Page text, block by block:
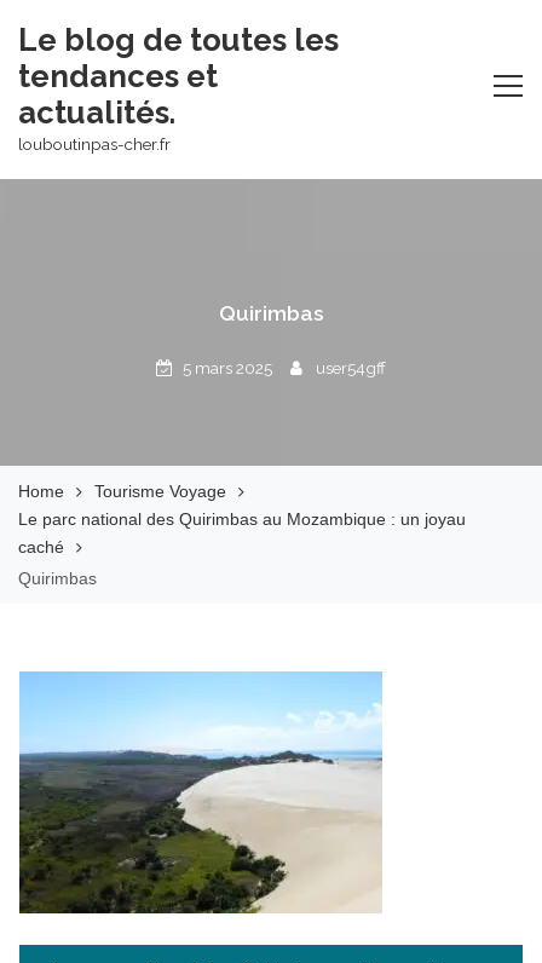
content
Le blog de toutes les
tendances et
actualités.
louboutinpas-cher.fr
Quirimbas
5 mars 2025 user54gff
Home
Tourisme Voyage
Le parc national des Quirimbas au Mozambique : un joyau
caché
Quirimbas
Navigation